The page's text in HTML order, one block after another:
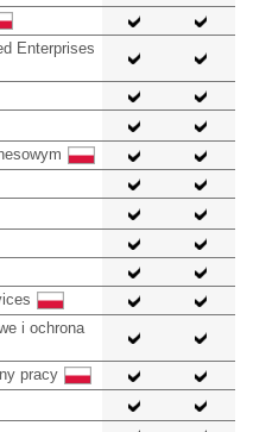
Enterprises
i ochrona
pracy